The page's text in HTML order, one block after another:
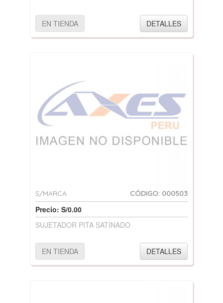
EN TIENDA DETALLES
S/MARCA CÓDIGO: 000503
Precio: S/0.00
SUJETADOR PITA SATINADO
EN TIENDA DETALLES